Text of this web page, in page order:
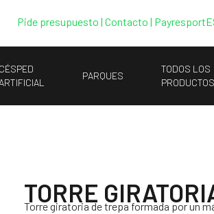
Pide presupuesto | Contacto | Payresport
CÉSPED
ARTIFICIAL
PARQUES
TODOS LOS
PRODUCTOS
TORRE
Torre giratoria de trepa formada por un